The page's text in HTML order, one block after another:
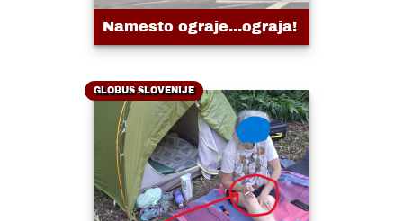
Namesto ograje...ograja!
GLOBUS SLOVENIJE